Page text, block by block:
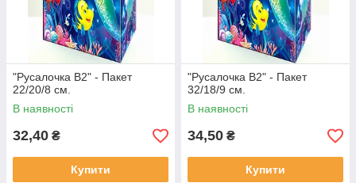
"Русалочка В2" - Пакет
22/20/8 см.
В наявності
32,40 ₴
Купити
"Русалочка В2" - Пакет
32/18/9 см.
В наявності
34,50 ₴
Купити